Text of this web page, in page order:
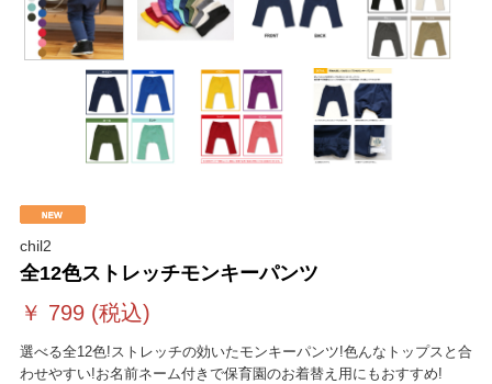
chil2
全12色ストレッチモンキーパンツ
￥ 799(税込)
選べる全12色!ストレッチの効いたモンキーパンツ!色んなトップスと合
わせやすい!お名前ネーム付きで保育園のお着替え用にもおすすめ!